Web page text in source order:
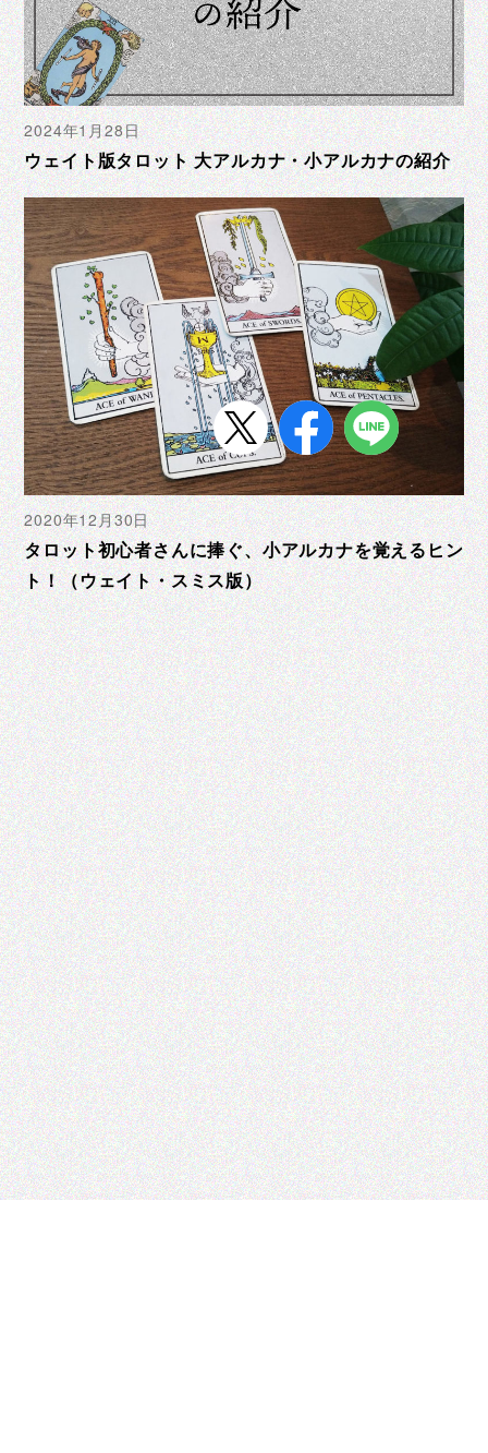
2024年1月28日
ウェイト版タロット 大アルカナ・小アルカナの紹介
2020年12月30日
タロット初心者さんに捧ぐ、小アルカナを覚えるヒン
ト！（ウェイト・スミス版）